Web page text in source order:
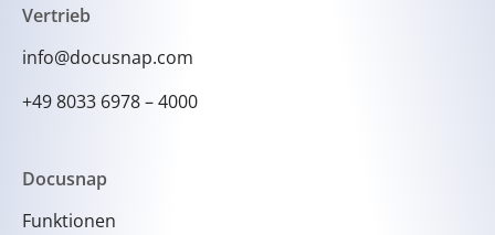
Vertrieb
info@docusnap.com
+49 8033 6978 – 4000
Docusnap
Funktionen